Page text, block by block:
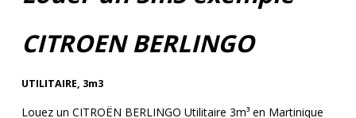
CITROEN BERLINGO
UTILITAIRE, 3m3
Louez un CITROËN BERLINGO Utilitaire 3m³ en Martinique